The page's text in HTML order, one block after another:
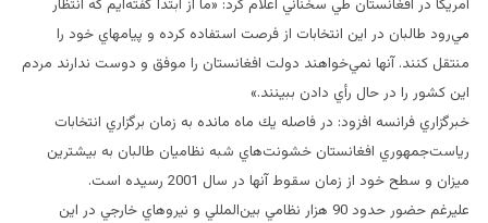
مي‌رود طالبان در اين انتخابات از فرصت استفاده كرده و پيامهاي خود را
منتقل كنند. آنها نمي‌خواهند دولت افغانستان را موفق و دوست ندارند مردم
اين كشور را در حال رأي دادن ببينند.»
خبرگزاري فرانسه افزود: در فاصله يك ماه مانده به زمان برگزاري انتخابات
رياست‌جمهوري افغانستان خشونت‌هاي شبه نظاميان طالبان به بيشترين
ميزان و سطح خود از زمان سقوط آنها در سال 2001 رسيده است.
عليرغم حضور حدود 90 هزار نظامي بين‌المللي و نيروهاي خارجي در اين